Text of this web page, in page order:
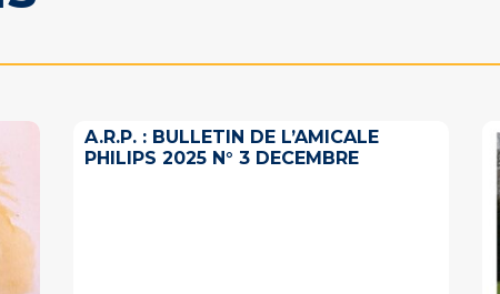
A.R.P. : BULLETIN DE L’AMICALE
PHILIPS 2025 N° 3 DECEMBRE